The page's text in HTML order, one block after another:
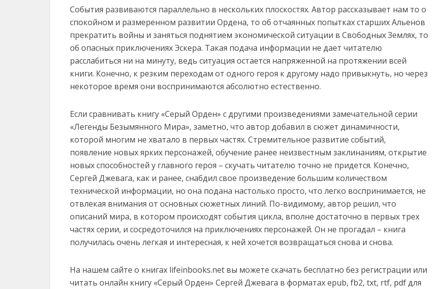
События развиваются параллельно в нескольких плоскостях. Автор рассказывает нам то о
спокойном и размеренном развитии Ордена, то об отчаянных попытках старших Альенов
прекратить войны и заняться поднятием экономической ситуации в Свободных Землях, то
об опасных приключениях Эскера. Такая подача информации не дает читателю
расслабиться ни на минуту, ведь ситуация остается напряженной на протяжении всей
книги. Конечно, к резким переходам от одного героя к другому надо привыкнуть, но через
некоторое время они воспринимаются абсолютно естественно.
Если сравнивать книгу «Серый Орден» с другими произведениями замечательной серии
«Легенды Безымянного Мира», заметно, что автор добавил в сюжет динамичности,
которой многим не хватало в первых частях. Стремительное развитие событий,
появление новых ярких персонажей, обучение ранее неизвестным заклинаниям, открытие
новых способностей у главного героя – скучать читателю точно не придется. Конечно,
Сергей Джевага, как и ранее, снабдил свое произведение большим количеством
технической информации, но она подана настолько просто, что легко воспринимается, не
отвлекая внимания от основных сюжетных линий. По-видимому, автор решил, что
описаний мира, в котором происходят события цикла, вполне достаточно в первых трех
частях серии, и сосредоточился на приключениях персонажей. Он не прогадал – книга
получилась очень легкая и интересная, к ней хочется возвращаться снова и снова.
На нашем сайте о книгах lifeinbooks.net вы можете скачать бесплатно без регистрации или
читать онлайн книгу «Серый Орден» Сергей Джевага в форматах epub, fb2, txt, rtf, pdf для